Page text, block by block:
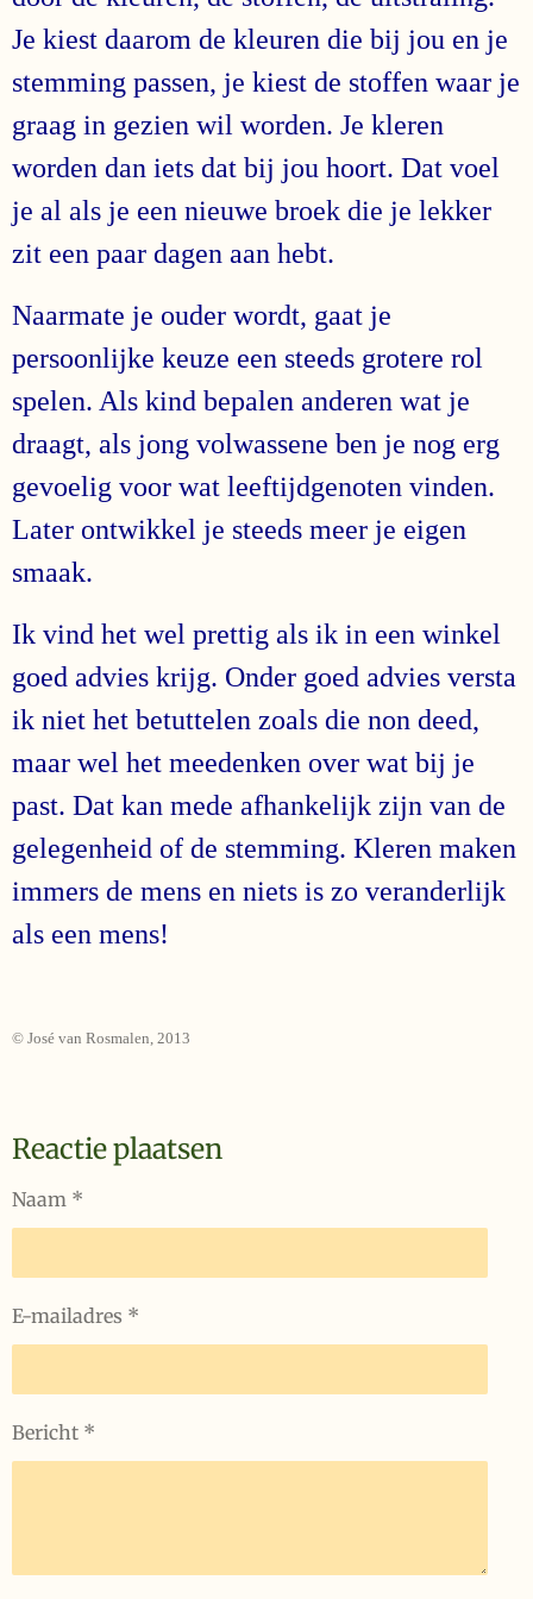
Je kiest daarom de kleuren die bij jou en je
stemming passen, je kiest de stoffen waar je
graag in gezien wil worden. Je kleren
worden dan iets dat bij jou hoort. Dat voel
je al als je een nieuwe broek die je lekker
zit een paar dagen aan hebt.
Naarmate je ouder wordt, gaat je
persoonlijke keuze een steeds grotere rol
spelen. Als kind bepalen anderen wat je
draagt, als jong volwassene ben je nog erg
gevoelig voor wat leeftijdgenoten vinden.
Later ontwikkel je steeds meer je eigen
smaak.
Ik vind het wel prettig als ik in een winkel
goed advies krijg. Onder goed advies versta
ik niet het betuttelen zoals die non deed,
maar wel het meedenken over wat bij je
past. Dat kan mede afhankelijk zijn van de
gelegenheid of de stemming. Kleren maken
immers de mens en niets is zo veranderlijk
als een mens!
© José van Rosmalen, 2013
Reactie plaatsen
Naam *
E-mailadres *
Bericht *